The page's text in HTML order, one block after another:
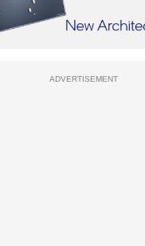
ADVERTISEMENT